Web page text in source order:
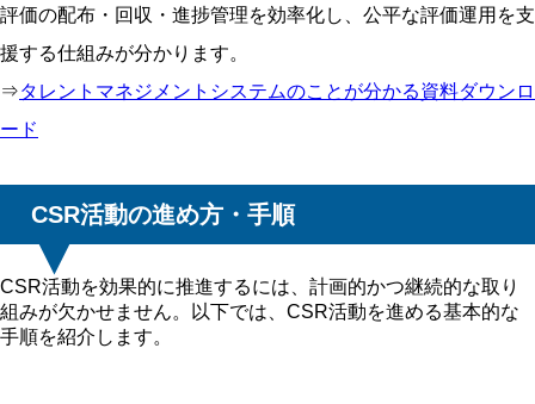
評価の配布・回収・進捗管理を効率化し、公平な評価運用を支
援する仕組みが分かります。
⇒タレントマネジメントシステムのことが分かる資料ダウンロ
ード
CSR活動の進め方・手順
CSR活動を効果的に推進するには、計画的かつ継続的な取り
組みが欠かせません。以下では、CSR活動を進める基本的な
手順を紹介します。